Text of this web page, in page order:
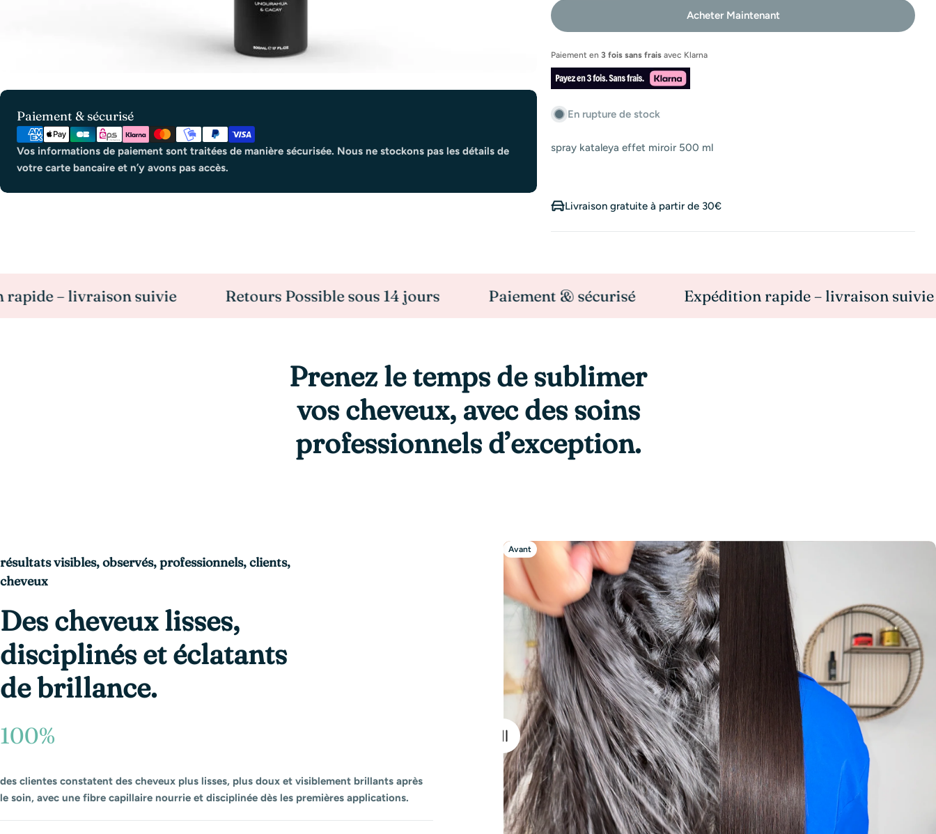
Paiement & sécurisé
Modes
de
paiement
Vos informations de paiement sont traitées de manière sécurisée. Nous ne stockons pas les détails de
votre carte bancaire et n’y avons pas accès.
Acheter Maintenant
Paiement en3 fois sans frais avec Klarna
En rupture de stock
spray kataleya effet miroir 500 ml
Livraison gratuite à partir de 30€
livraison suivie Retours Possible sous 14 jours Paiement & sécurisé Expédition rapide – livraison suivie
Prenez le temps de sublimer
vos cheveux, avec des soins
professionnels d’exception.
résultats visibles, observés, professionnels, clients,
cheveux
Des cheveux lisses,
disciplinés et éclatants
de brillance.
100%
des clientes constatent des cheveux plus lisses, plus doux et visiblement brillants après
le soin, avec une fibre capillaire nourrie et disciplinée dès les premières applications.
Avant
Après